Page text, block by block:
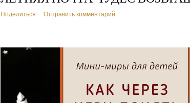
Поделиться Отправить комментарий